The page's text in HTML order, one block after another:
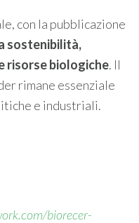
con la pubblicazione
sostenibilità,
risorse biologiche. Il
rimane essenziale
e industriali.
biorecer-